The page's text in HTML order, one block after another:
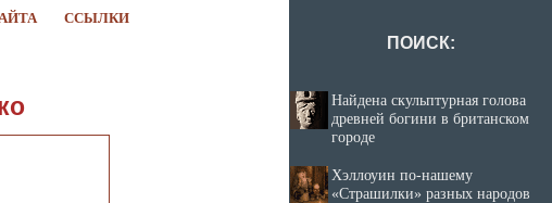
ССЫЛКИ
ПОИСК:
Найдена скульптурная голова
древней богини в британском
городе
Хэллоуин по-нашему
«Страшилки» разных народов